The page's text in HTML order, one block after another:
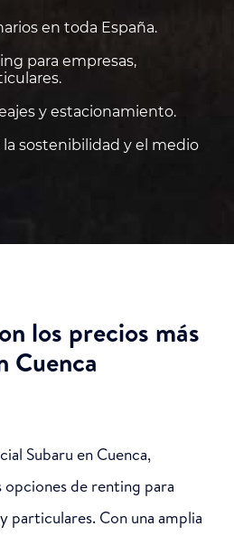
en toda España.
para empresas,
y estacionamiento.
sostenibilidad y el medio
los precios más
Cuenca
Subaru en Cuenca,
de renting para
particulares. Con una amplia